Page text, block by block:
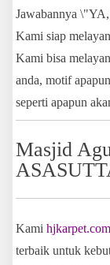
Jawabannya
Kami siap
Kami bisa
anda, motif
seperti apapun
Masjid
Kami hjkarpet.com
terbaik untuk